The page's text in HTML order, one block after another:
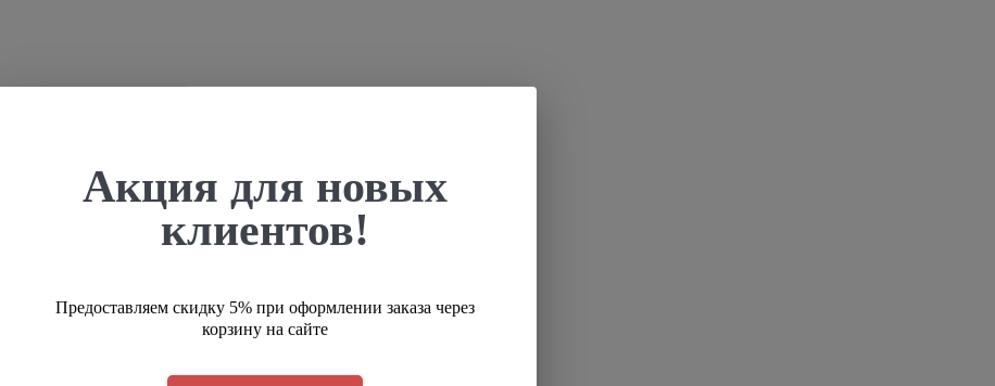
Акция для новых
клиентов!
Предоставляем скидку 5% при оформлении заказа через
корзину на сайте